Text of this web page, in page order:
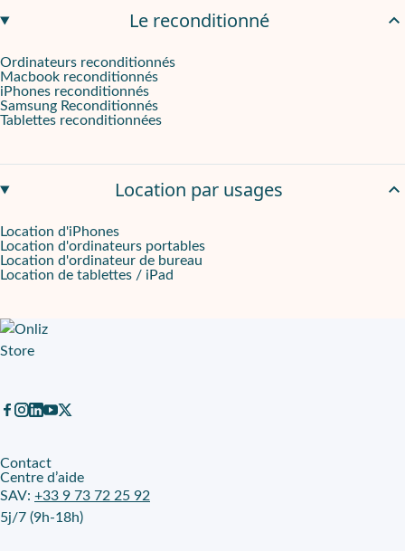
Le reconditionné
Ordinateurs reconditionnés
Macbook reconditionnés
iPhones reconditionnés
Samsung Reconditionnés
Tablettes reconditionnées
Location par usages
Location d'iPhones
Location d'ordinateurs portables
Location d'ordinateur de bureau
Location de tablettes / iPad
Contact
Centre d’aide
SAV: +33 9 73 72 25 92
5j/7 (9h-18h)